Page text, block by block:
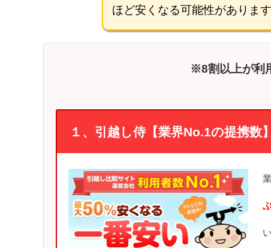
ほど安くなる可能性がありま
※8割以上が利
１、引越し侍【業界No.1の提携数】